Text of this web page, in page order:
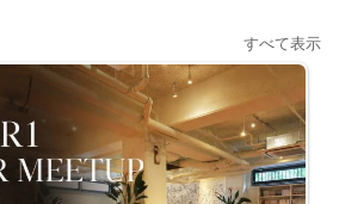
すべて表示